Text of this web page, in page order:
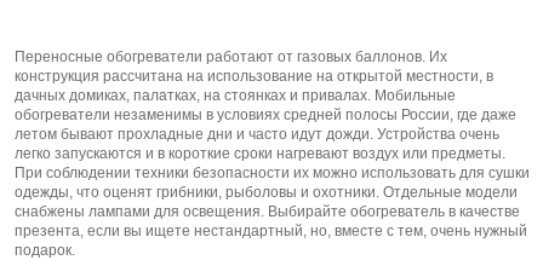
Переносные обогреватели работают от газовых баллонов. Их
конструкция рассчитана на использование на открытой местности, в
дачных домиках, палатках, на стоянках и привалах. Мобильные
обогреватели незаменимы в условиях средней полосы России, где даже
летом бывают прохладные дни и часто идут дожди. Устройства очень
легко запускаются и в короткие сроки нагревают воздух или предметы.
При соблюдении техники безопасности их можно использовать для сушки
одежды, что оценят грибники, рыболовы и охотники. Отдельные модели
снабжены лампами для освещения. Выбирайте обогреватель в качестве
презента, если вы ищете нестандартный, но, вместе с тем, очень нужный
подарок.